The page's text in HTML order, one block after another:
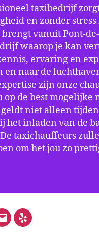
taxibedrijf
en zonder stress
vanuit Pont-
waarop je kan
ervaring en
en naar de
zijn onze
op de best mogelijke
niet alleen
het inladen van de
taxichauffeurs
om het jou zo
E-
Yelp